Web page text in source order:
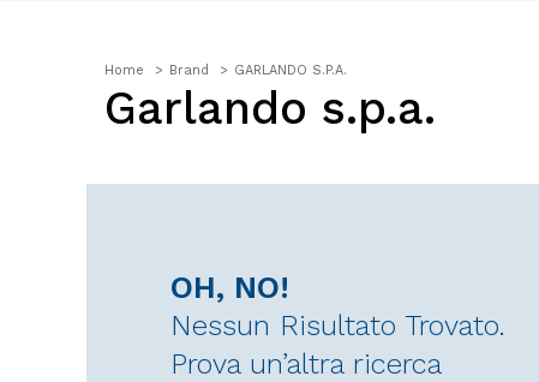
Home Brand GARLANDO S.P.A.
Garlando s.p.a.
OH, NO!
Nessun Risultato Trovato.
Prova un’altra ricerca